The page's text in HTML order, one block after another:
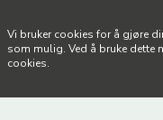
Vi bruker cookies for å gjøre
som mulig. Ved å bruke dette
cookies.